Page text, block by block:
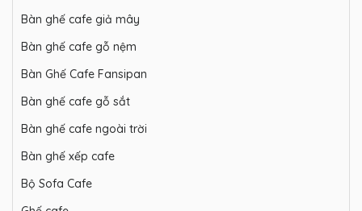
Bàn ghế cafe giả mây
Bàn ghế cafe gỗ nệm
Bàn Ghế Cafe Fansipan
Bàn ghế cafe gỗ sắt
Bàn ghế cafe ngoài trời
Bàn ghế xếp cafe
Bộ Sofa Cafe